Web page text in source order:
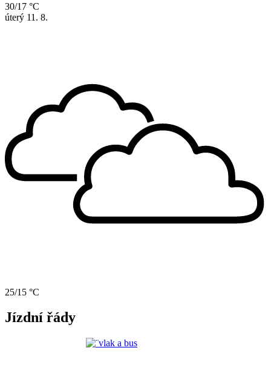
30/17 °C
úterý 11. 8.
25/15 °C
Jízdní řády